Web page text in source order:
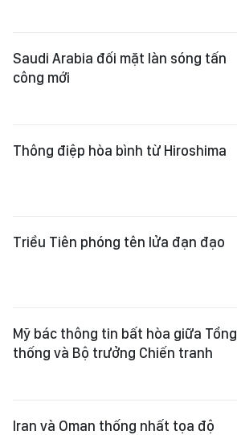
Saudi Arabia đối mặt làn sóng tấn
công mới
Thông điệp hòa bình từ Hiroshima
Triều Tiên phóng tên lửa đạn đạo
Mỹ bác thông tin bất hòa giữa Tổng
thống và Bộ trưởng Chiến tranh
Iran và Oman thống nhất tọa độ